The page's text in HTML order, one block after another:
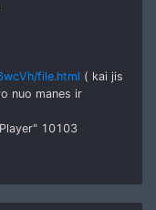
file.html ( kai jis
nuo manes ir
10103